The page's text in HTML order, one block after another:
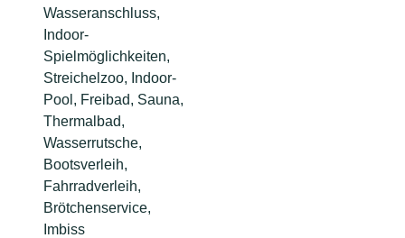
Wasseranschluss,
Indoor-
Spielmöglichkeiten,
Streichelzoo, Indoor-
Pool, Freibad, Sauna,
Thermalbad,
Wasserrutsche,
Bootsverleih,
Fahrradverleih,
Brötchenservice,
Imbiss